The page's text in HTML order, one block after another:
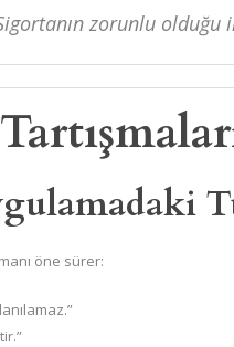
zorunlu olduğu
öne sürer: